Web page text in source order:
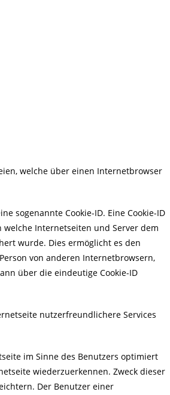
welche über einen Internetbrowser
sogenannte Cookie-ID. Eine Cookie-ID
welche Internetseiten und Server dem
wurde. Dies ermöglicht es den
von anderen Internetbrowsern,
über die eindeutige Cookie-ID
nutzerfreundlichere Services
im Sinne des Benutzers optimiert
wiederzuerkennen. Zweck dieser
Der Benutzer einer